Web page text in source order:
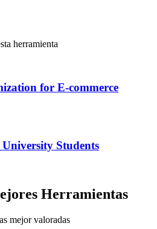
herramienta
for E-commerce
Students
Herramientas
mejor valoradas